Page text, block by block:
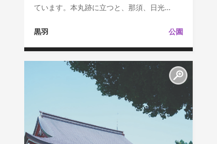
ています。本丸跡に立つと、那須、日光...
黒羽 公園